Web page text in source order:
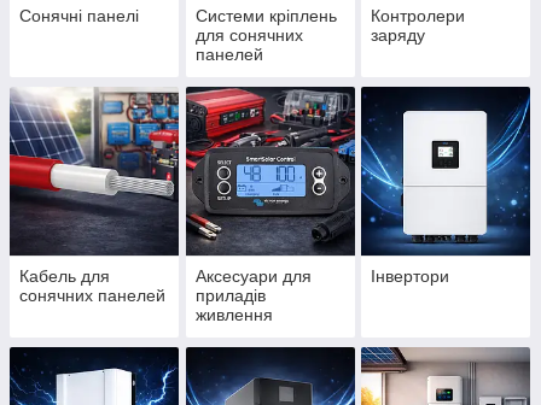
Сонячні панелі
Системи кріплень
для сонячних
панелей
Контролери
заряду
Кабель для
сонячних панелей
Аксесуари для
приладів
живлення
Інвертори